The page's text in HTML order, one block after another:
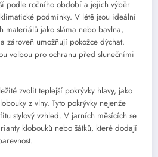
podle ročního období a jejich výběr
podmínky. V létě jsou ideální
materiálů jako sláma nebo bavlna,
zároveň umožňují pokožce dýchat.
volbou pro ochranu před slunečními
zvolit teplejší pokrývky hlavy, jako
z vlny. Tyto pokrývky nejenže
stylový vzhled. V jarních měsících se
klobouků nebo šátků, které dodají